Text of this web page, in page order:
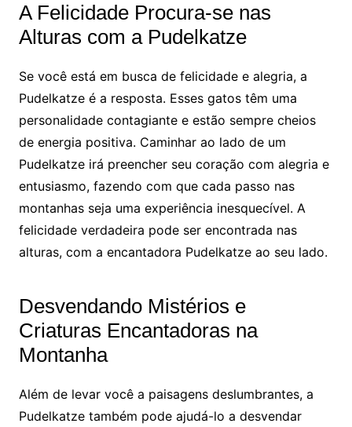
A Felicidade Procura-se nas
Alturas com a Pudelkatze
Se você está em busca de felicidade e alegria, a
Pudelkatze é a resposta. Esses gatos têm uma
personalidade contagiante e estão sempre cheios
de energia positiva. Caminhar ao lado de um
Pudelkatze irá preencher seu coração com alegria e
entusiasmo, fazendo com que cada passo nas
montanhas seja uma experiência inesquecível. A
felicidade verdadeira pode ser encontrada nas
alturas, com a encantadora Pudelkatze ao seu lado.
Desvendando Mistérios e
Criaturas Encantadoras na
Montanha
Além de levar você a paisagens deslumbrantes, a
Pudelkatze também pode ajudá-lo a desvendar